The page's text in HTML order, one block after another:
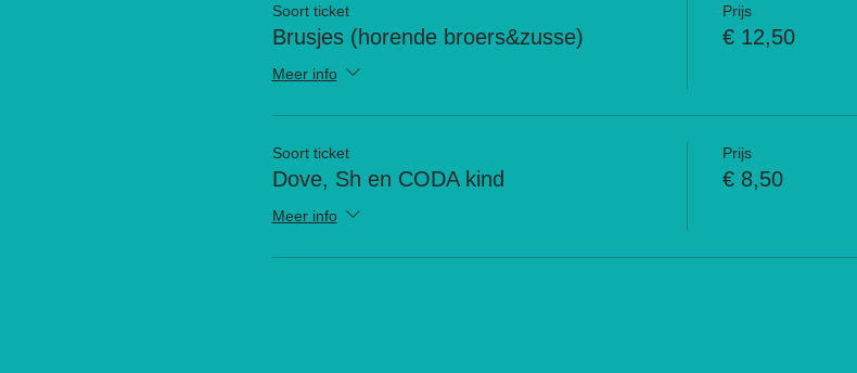
Soort ticket
Brusjes (horende broers&zusse)
Meer info
Prijs
€ 12,50
Soort ticket
Dove, Sh en CODA kind
Meer info
Prijs
€ 8,50